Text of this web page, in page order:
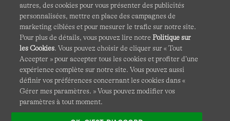
CGV Confidentialité et sécurité
Cookies -Gérer mes paramètres Carte du site
Lands' End à l'international
Ce site Internet est protégé par reCAPTCHA.La politique de
confidentialitéetles conditions d'utilisationde Google
s'appliquent.
autres, des cookies pour vous présenter des publicités
personnalisées, mettre en place des campagnes de
marketing ciblées et pour mesurer le trafic sur notre site.
Pour plus de détails, vous pouvez lire notrePolitique sur
les Cookies. Vous pouvez choisir de cliquer sur « Tout
Accepter » pour accepter tous les cookies et profiter d’une
expérience complète sur notre site. Vous pouvez aussi
définir vos préférences concernant les cookies dans «
Gérer mes paramètres. » Vous pouvez modifier vos
paramètres à tout moment.